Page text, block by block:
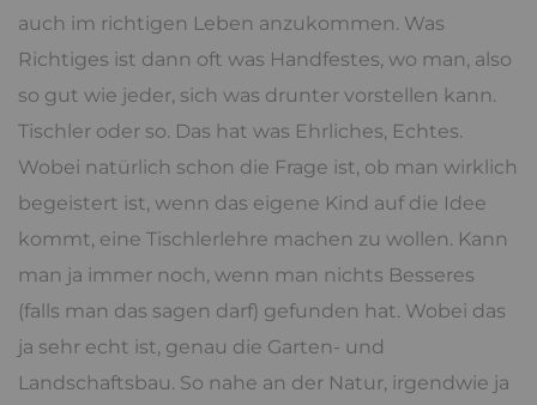
auch im richtigen Leben anzukommen. Was
Richtiges ist dann oft was Handfestes, wo man, also
so gut wie jeder, sich was drunter vorstellen kann.
Tischler oder so. Das hat was Ehrliches, Echtes.
Wobei natürlich schon die Frage ist, ob man wirklich
begeistert ist, wenn das eigene Kind auf die Idee
kommt, eine Tischlerlehre machen zu wollen. Kann
man ja immer noch, wenn man nichts Besseres
(falls man das sagen darf) gefunden hat. Wobei das
ja sehr echt ist, genau die Garten- und
Landschaftsbau. So nahe an der Natur, irgendwie ja